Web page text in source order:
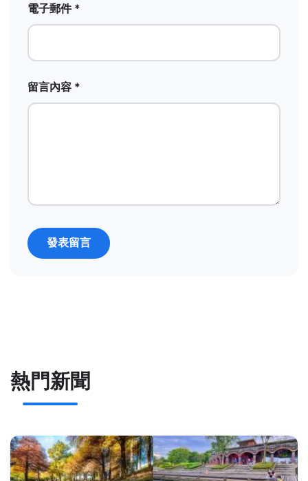
電子郵件 *
留言內容 *
發表留言
熱門新聞